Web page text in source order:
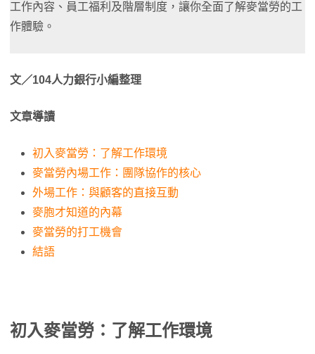
工作內容、員工福利及階層制度，讓你全面了解麥當勞的工
作體驗。
文／104人力銀行小編整理
文章導讀
初入麥當勞：了解工作環境
麥當勞內場工作：團隊協作的核心
外場工作：與顧客的直接互動
麥胞才知道的內幕
麥當勞的打工機會
結語
初入麥當勞：了解工作環境